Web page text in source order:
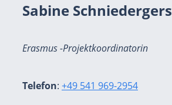
Sabine Schniedergers
Erasmus -Projektkoordinatorin
Telefon: +49 541 969-2954